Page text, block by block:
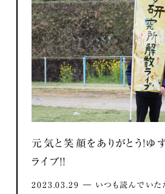
元気と笑顔をありがとう！ゆ
ライブ！！
2023.03.29 ― いつも読んでいただ